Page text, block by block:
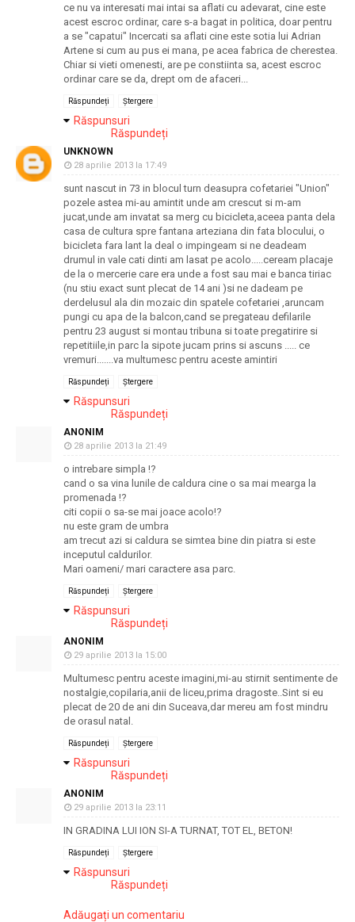
ce nu va interesati mai intai sa aflati cu adevarat, cine este
acest escroc ordinar, care s-a bagat in politica, doar pentru
a se "capatui" Incercati sa aflati cine este sotia lui Adrian
Artene si cum au pus ei mana, pe acea fabrica de cherestea.
Chiar si vieti omenesti, are pe constiinta sa, acest escroc
ordinar care se da, drept om de afaceri...
Răspundeți Ștergere
Răspunsuri
Răspundeți
UNKNOWN
28 aprilie 2013 la 17:49
sunt nascut in 73 in blocul turn deasupra cofetariei "Union"
pozele astea mi-au amintit unde am crescut si m-am
jucat,unde am invatat sa merg cu bicicleta,aceea panta dela
casa de cultura spre fantana arteziana din fata blocului, o
bicicleta fara lant la deal o impingeam si ne deadeam
drumul in vale cati dinti am lasat pe acolo.....ceream placaje
de la o mercerie care era unde a fost sau mai e banca tiriac
(nu stiu exact sunt plecat de 14 ani )si ne dadeam pe
derdelusul ala din mozaic din spatele cofetariei ,aruncam
pungi cu apa de la balcon,cand se pregateau defilarile
pentru 23 august si montau tribuna si toate pregatirire si
repetitiile,in parc la sipote jucam prins si ascuns ..... ce
vremuri.......va multumesc pentru aceste amintiri
Răspundeți Ștergere
Răspunsuri
Răspundeți
ANONIM
28 aprilie 2013 la 21:49
o intrebare simpla !?
cand o sa vina lunile de caldura cine o sa mai mearga la
promenada !?
citi copii o sa-se mai joace acolo!?
nu este gram de umbra
am trecut azi si caldura se simtea bine din piatra si este
inceputul caldurilor.
Mari oameni/ mari caractere asa parc.
Răspundeți Ștergere
Răspunsuri
Răspundeți
ANONIM
29 aprilie 2013 la 15:00
Multumesc pentru aceste imagini,mi-au stirnit sentimente de
nostalgie,copilaria,anii de liceu,prima dragoste..Sint si eu
plecat de 20 de ani din Suceava,dar mereu am fost mindru
de orasul natal.
Răspundeți Ștergere
Răspunsuri
Răspundeți
ANONIM
29 aprilie 2013 la 23:11
IN GRADINA LUI ION SI-A TURNAT, TOT EL, BETON!
Răspundeți Ștergere
Răspunsuri
Răspundeți
Adăugați un comentariu